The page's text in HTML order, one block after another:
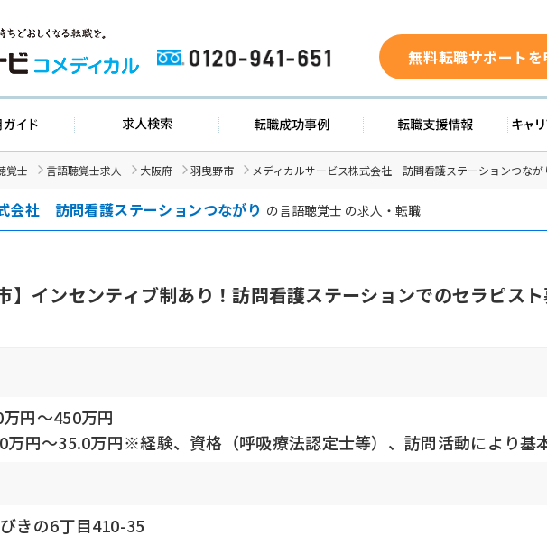
0120-941-651 無料転職サポート
ご利用ガイド 求人検索 転職成功事例 転職支援
覚士 言語聴覚士求人 大阪府 羽曳野市 メディカルサービス株式会社 訪問看護ステーションつなが
会社 訪問看護ステーションつながり の言語聴覚士 の求人・転職
】インセンティブ制あり！訪問看護ステーションでのセラピス
万円〜450万円
万円〜35.0万円※経験、資格（呼吸療法認定士等）、訪問活動により基
きの6丁目410-35